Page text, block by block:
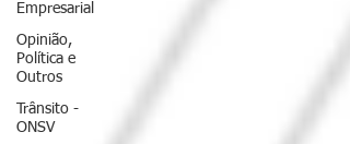
Empresarial
Opinião,
Política e
Outros
Trânsito -
ONSV